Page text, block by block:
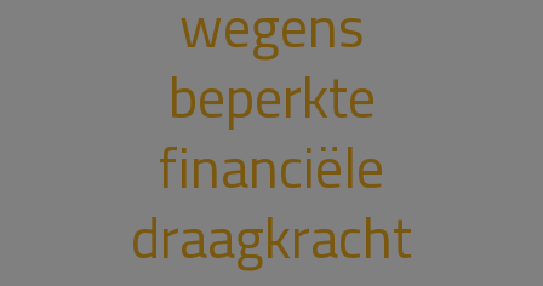
wegens
beperkte
financiële
draagkracht